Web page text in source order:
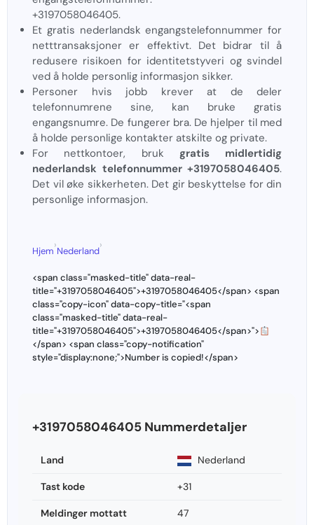
+3197058046405.
Et gratis nederlandsk engangstelefonnummer for
netttransaksjoner er effektivt. Det bidrar til å
redusere risikoen for identitetstyveri og svindel
ved å holde personlig informasjon sikker.
Personer hvis jobb krever at de deler
telefonnumrene sine, kan bruke gratis
engangsnumre. De fungerer bra. De hjelper til med
å holde personlige kontakter atskilte og private.
For nettkontoer, bruk gratis midlertidig
nederlandsk telefonnummer +3197058046405.
Det vil øke sikkerheten. Det gir beskyttelse for din
personlige informasjon.
Hjem
›
Nederland
›
<span class="masked-title" data-real-
title="+3197058046405">+3197058046405</span> <span
class="copy-icon" data-copy-title="<span
class="masked-title" data-real-
title="+3197058046405">+3197058046405</span>">
</span> <span class="copy-notification"
style="display:none;">Number is copied!</span>
+3197058046405 Nummerdetaljer
Land Nederland
Tast kode +31
Meldinger mottatt 47